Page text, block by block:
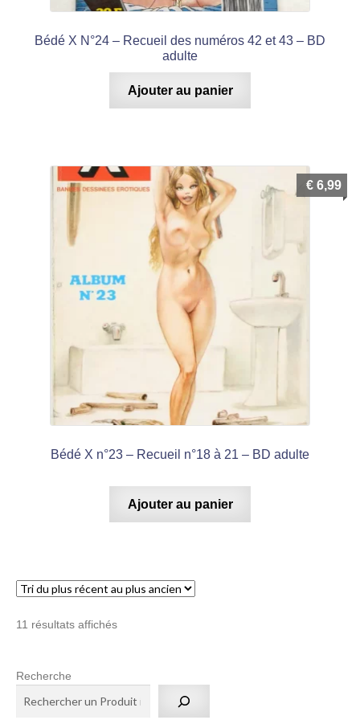
Bédé X N°24 – Recueil des numéros 42 et 43 – BD
adulte
Ajouter au panier
Bédé X n°23 – Recueil n°18 à 21 – BD adulte
€ 6,99
Ajouter au panier
11 résultats affichésTrié
au
Recherche